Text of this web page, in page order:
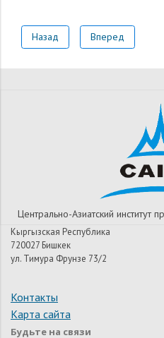
Назад Вперед
Центрально-Азиатский институт
Кыргызская Республика
720027 Бишкек
ул. Тимура Фрунзе 73/2
Контакты
Карта сайта
Будьте на связи